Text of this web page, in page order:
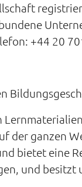
+44 20
der ganzen
bietet eine
und besitzt